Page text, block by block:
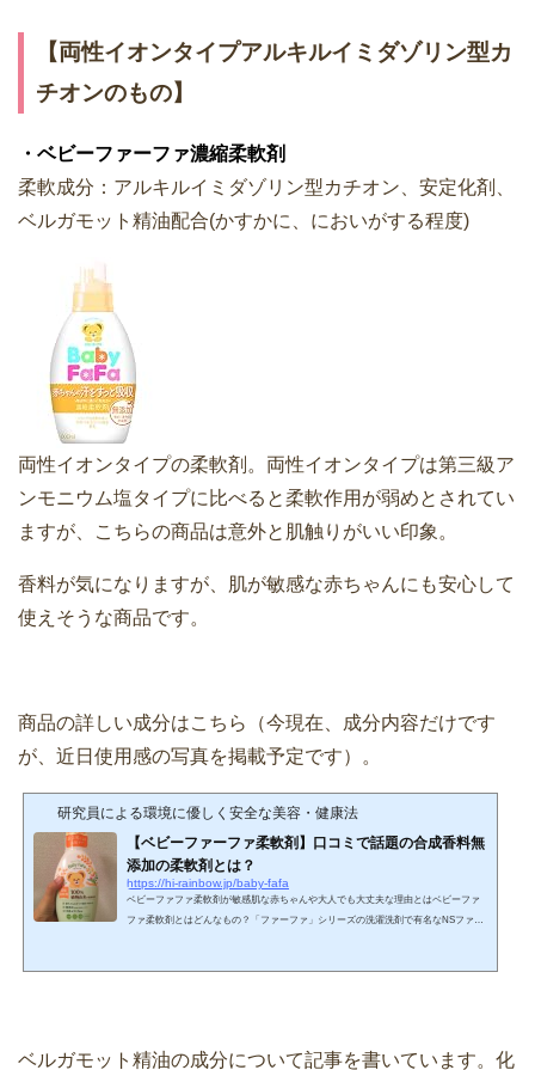
【両性イオンタイプアルキルイミダゾリン型カ
チオンのもの】
・ベビーファーファ濃縮柔軟剤
柔軟成分：アルキルイミダゾリン型カチオン、安定化剤、
ベルガモット精油配合(かすかに、においがする程度)
両性イオンタイプの柔軟剤。両性イオンタイプは第三級ア
ンモニウム塩タイプに比べると柔軟作用が弱めとされてい
ますが、こちらの商品は意外と肌触りがいい印象。
香料が気になりますが、肌が敏感な赤ちゃんにも安心して
使えそうな商品です。
商品の詳しい成分はこちら（今現在、成分内容だけです
が、近日使用感の写真を掲載予定です）。
研究員による環境に優しく安全な美容・健康法
【ベビーファーファ柔軟剤】口コミで話題の合成香料無
添加の柔軟剤とは？
https://hi-rainbow.jp/baby-fafa
ベビーファファ柔軟剤が敏感肌な赤ちゃんや大人でも大丈夫な理由とはベビーファ
ファ柔軟剤とはどんなもの？「ファーファ」シリーズの洗濯洗剤で有名なNSファー
ベルガモット精油の成分について記事を書いています。化